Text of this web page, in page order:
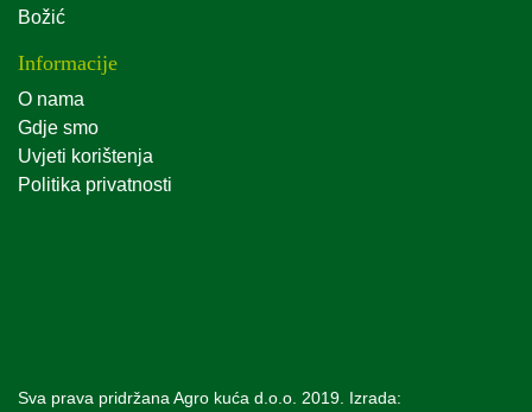
Božić
Informacije
O nama
Gdje smo
Uvjeti korištenja
Politika privatnosti
Sva prava pridržana Agro kuća d.o.o. 2019. Izrada: